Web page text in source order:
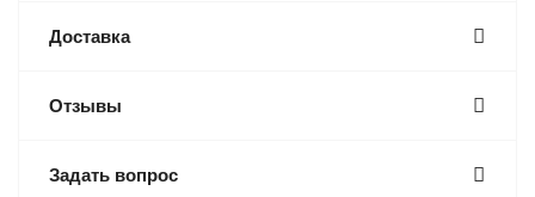
Доставка
Отзывы
Задать вопрос